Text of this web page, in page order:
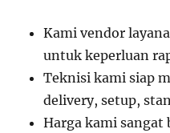
Kami vendor
untuk keperluan
Teknisi kami siap
delivery, setup,
Harga kami sangat